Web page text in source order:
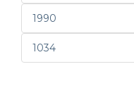
1990
1034